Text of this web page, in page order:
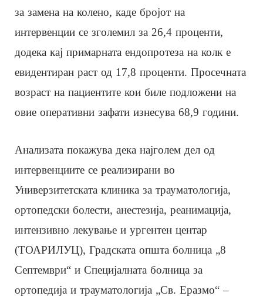
за замена на колено, каде бројот на
интервенции се зголемил за 26,4 проценти,
додека кај примарната ендопротеза на колк е
евидентиран раст од 17,8 проценти. Просечната
возраст на пациентите кои биле подложени на
овие оперативни зафати изнесува 68,9 години.
Анализата покажува дека најголем дел од
интервенциите се реализирани во
Универзитетската клиника за трауматологија,
ортопедски болести, анестезија, реанимација,
интензивно лекување и ургентен центар
(ТОАРИЛУЦ), Градската општа болница „8
Септември“ и Специјалната болница за
ортопедија и трауматологија „Св. Еразмо“ –